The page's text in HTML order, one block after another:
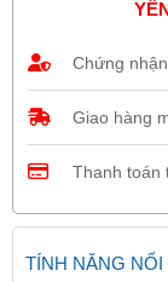
Chứng
Giao hàng
Thanh toán
TÍNH NĂNG NỔI